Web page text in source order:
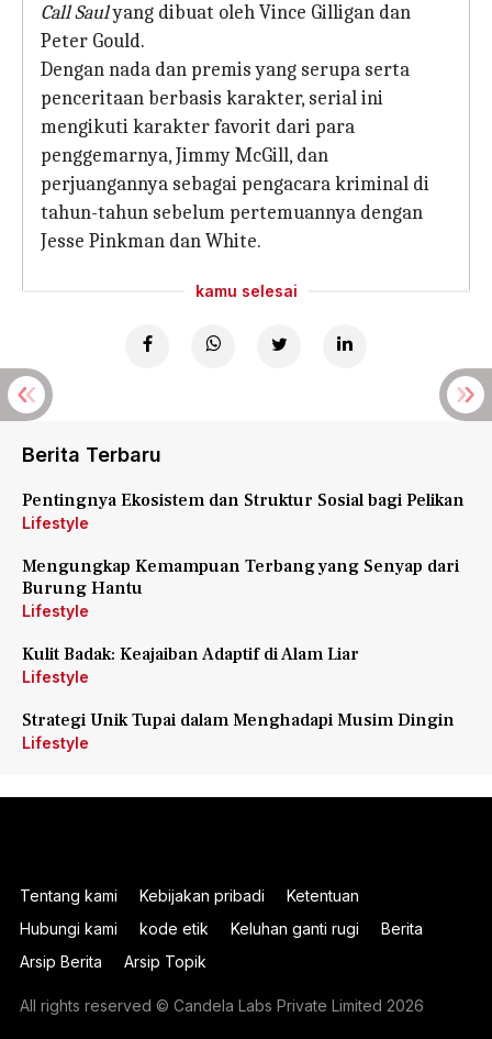
Call Saulyang dibuat oleh Vince Gilligan dan
Peter Gould.
Dengan nada dan premis yang serupa serta
penceritaan berbasis karakter, serial ini
mengikuti karakter favorit dari para
penggemarnya, Jimmy McGill, dan
perjuangannya sebagai pengacara kriminal di
tahun-tahun sebelum pertemuannya dengan
Jesse Pinkman dan White.
kamu selesai
Berita Terbaru
Pentingnya Ekosistem dan Struktur Sosial bagi Pelikan
Lifestyle
Mengungkap Kemampuan Terbang yang Senyap dari
Burung Hantu
Lifestyle
Kulit Badak: Keajaiban Adaptif di Alam Liar
Lifestyle
Strategi Unik Tupai dalam Menghadapi Musim Dingin
Lifestyle
Tentang kami Kebijakan pribadi
Ketentuan
Hubungi kami
kode etik Keluhan ganti rugi
Berita
Arsip Berita
Arsip Topik
All rights reserved © Candela Labs Private Limited 2026